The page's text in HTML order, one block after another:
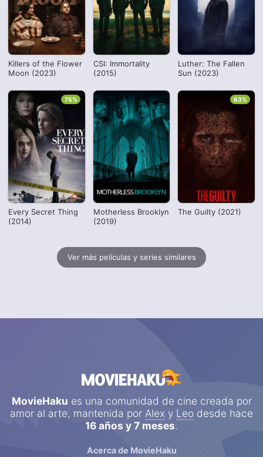
Killers of the Flower
Moon (2023)
CSI: Immortality
(2015)
Luther: The Fallen
Sun (2023)
Every Secret Thing
(2014)
75%
Motherless Brooklyn
(2019)
The Guilty (2021)
63%
Ver más películas y series similares
MovieHaku es una comunidad de cine creada por
amor al arte, mantenida por Alex y Leo desde hace
16 años y 7 meses.
Acerca de MovieHaku